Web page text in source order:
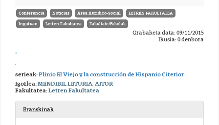
Conferencia Noticias Área Xurídico-Social LETREN FAKULTATEA
Inguruan Letren Fakultatea Fakultate/Eskolak
Grabaketa data: 09/11/2015
Ikusia: 0 denbora
.
.
serieak:Plinio El Viejo y la construcción de Hispanio Citerior
Igorlea:MENDIBIL LETURIA, AITOR
Fakultatea:Letren Fakultatea
Eranskinak